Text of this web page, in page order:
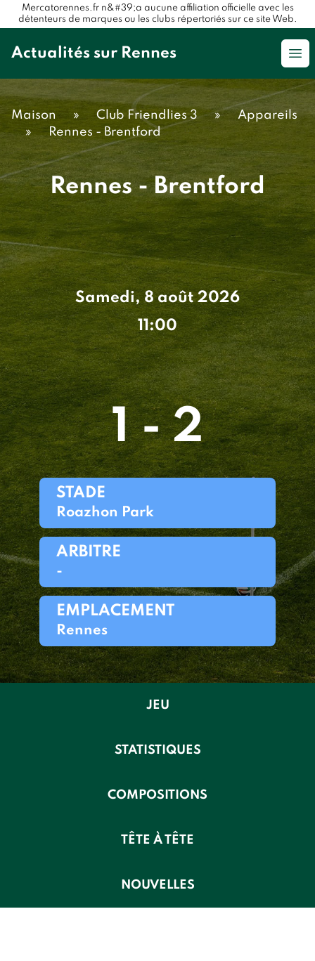
Mercatorennes.fr n&#39;a aucune affiliation officielle avec les
détenteurs de marques ou les clubs répertoriés sur ce site Web.
Actualités sur Rennes
Maison » Club Friendlies 3 »
Appareils
»
Rennes - Brentford
Rennes - Brentford
Samedi, 8 août 2026
11:00
1 - 2
STADE
Roazhon Park
ARBITRE
-
EMPLACEMENT
Rennes
JEU
STATISTIQUES
COMPOSITIONS
TÊTE À TÊTE
NOUVELLES